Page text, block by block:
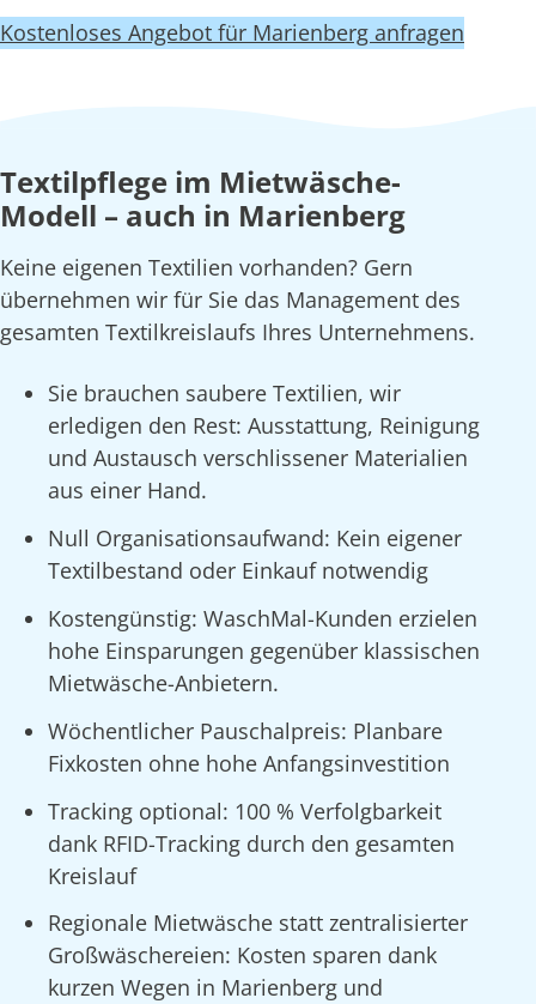
Kostenloses Angebot für Marienberg anfragen
Textilpflege im Mietwäsche-
Modell – auch in Marienberg
Keine eigenen Textilien vorhanden? Gern
übernehmen wir für Sie das Management des
gesamten Textilkreislaufs Ihres Unternehmens.
Sie brauchen saubere Textilien, wir
erledigen den Rest: Ausstattung, Reinigung
und Austausch verschlissener Materialien
aus einer Hand.
Null Organisationsaufwand: Kein eigener
Textilbestand oder Einkauf notwendig
Kostengünstig: WaschMal-Kunden erzielen
hohe Einsparungen gegenüber klassischen
Mietwäsche-Anbietern.
Wöchentlicher Pauschalpreis: Planbare
Fixkosten ohne hohe Anfangsinvestition
Tracking optional: 100 % Verfolgbarkeit
dank RFID-Tracking durch den gesamten
Kreislauf
Regionale Mietwäsche statt zentralisierter
Großwäschereien: Kosten sparen dank
kurzen Wegen in Marienberg und